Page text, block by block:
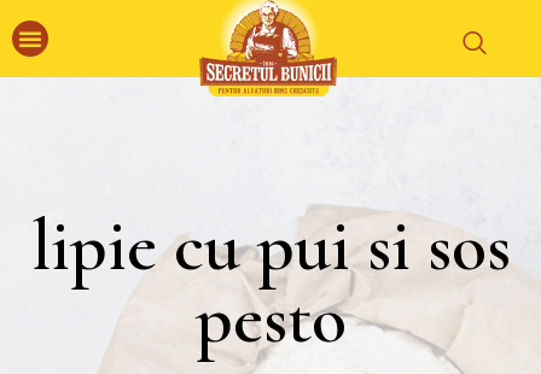
lipie cu pui si sos
pesto